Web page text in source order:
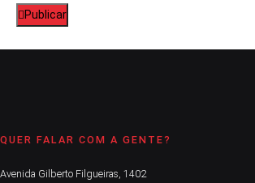
Publicar
QUER FALAR COM A GENTE?
Avenida Gilberto Filgueiras, 1402